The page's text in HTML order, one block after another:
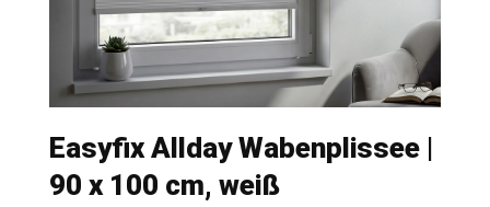
Easyfix Allday Wabenplissee |
90 x 100 cm, weiß